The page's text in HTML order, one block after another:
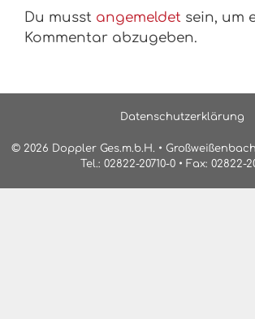
Du musst angemeldet sein, um
Kommentar abzugeben.
Datenschutzerklärung
© 2026 Doppler Ges.m.b.H. • Großweißenbach
Tel.: 02822-20710-0 • Fax: 02822-